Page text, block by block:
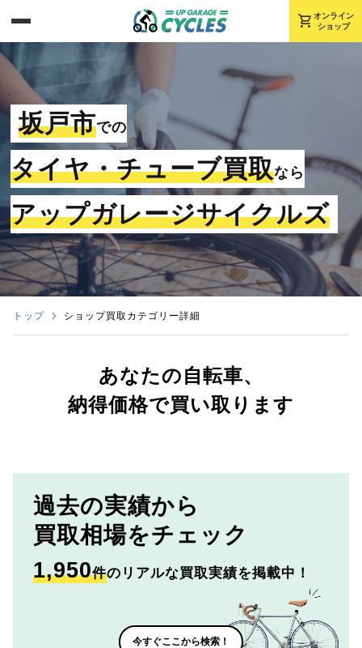
shopping_cart オンライン
ショップ
坂戸市での
タイヤ・チューブ買取なら
アップガレージサイクルズ
トップ ショップ買取カテゴリー詳細
あなたの自転車、
納得価格で買い取ります
過去の実績から
買取相場をチェック
1,950件のリアルな買取実績を掲載中！
今すぐここから検索！